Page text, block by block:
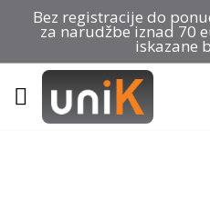
Bez registracije do
za narudžbe iznad 70
iskazane
Home Trgovina
INFORMATIKA
Sredstva za čišćenje opreme